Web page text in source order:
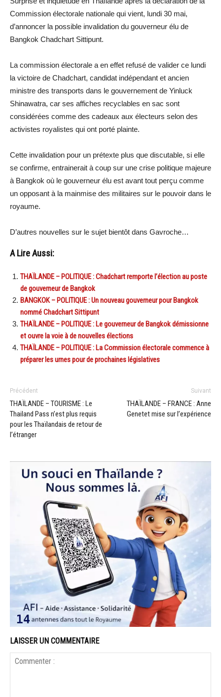
Commission électorale nationale qui vient, lundi 30 mai,
d’annoncer la possible invalidation du gouverneur élu de
Bangkok Chadchart Sittipunt.
La commission électorale a en effet refusé de valider ce lundi
la victoire de Chadchart, candidat indépendant et ancien
ministre des transports dans le gouvernement de Yinluck
Shinawatra, car ses affiches recyclables en sac sont
considérées comme des cadeaux aux électeurs selon des
activistes royalistes qui ont porté plainte.
Cette invalidation pour un prétexte plus que discutable, si elle
se confirme, entrainerait à coup sur une crise politique majeure
à Bangkok où le gouverneur élu est avant tout perçu comme
un opposant à la mainmise des militaires sur le pouvoir dans le
royaume.
D’autres nouvelles sur le sujet bientôt dans Gavroche…
A Lire Aussi:
THAÏLANDE – POLITIQUE : Chadchart remporte l’élection au poste
de gouverneur de Bangkok
BANGKOK – POLITIQUE : Un nouveau gouverneur pour Bangkok
nommé Chadchart Sittipunt
THAÏLANDE – POLITIQUE : Le gouverneur de Bangkok démissionne
et ouvre la voie à de nouvelles élections
THAÏLANDE – POLITIQUE : La Commission électorale commence à
préparer les urnes pour de prochaines législatives
Précédent
THAÏLANDE – TOURISME : Le
Thailand Pass n’est plus requis
pour les Thaïlandais de retour de
l’étranger
Suivant
THAÏLANDE – FRANCE : Anne
Genetet mise sur l’expérience
LAISSER UN COMMENTAIRE